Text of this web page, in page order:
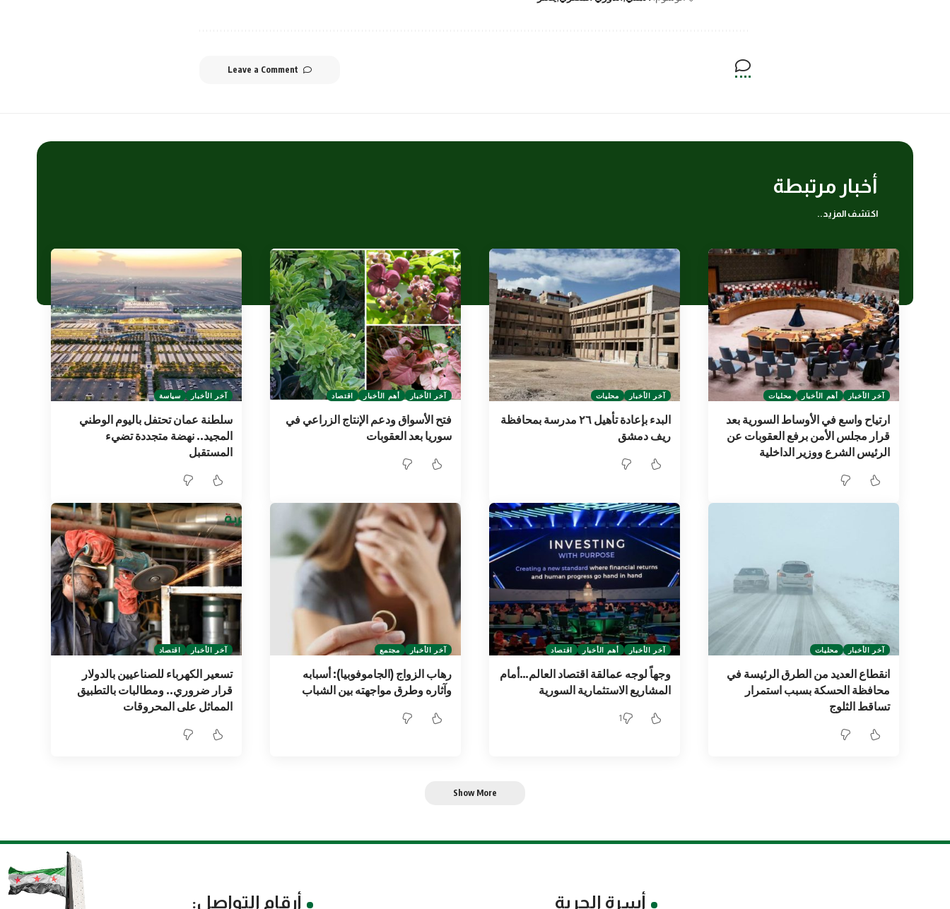
Leave a Comment
أخبار مرتبطة
اكتشف المزيد..
آخر الأخبار أهم الأخبار محليات
ارتياح واسع في الأوساط السورية بعد
قرار مجلس الأمن برفع العقوبات عن
الرئيس الشرع ووزير الداخلية
آخر الأخبار محليات
البدء بإعادة تأهيل ٢٦ مدرسة بمحافظة
ريف دمشق
آخر الأخبار أهم الأخبار اقتصاد
فتح الأسواق ودعم الإنتاج الزراعي في
سوريا بعد العقوبات
آخر الأخبار سياسة
سلطنة عمان تحتفل باليوم الوطني
المجيد.. نهضة متجددة تضيء
المستقبل
آخر الأخبار محليات
انقطاع العديد من الطرق الرئيسة في
محافظة الحسكة بسبب استمرار
تساقط الثلوج
آخر الأخبار أهم الأخبار اقتصاد
وجهاً لوجه عمالقة اقتصاد العالم…أمام
المشاريع الاستثمارية السورية
1
آخر الأخبار مجتمع
رهاب الزواج (الجاموفوبيا): أسبابه
وآثاره وطرق مواجهته بين الشباب
آخر الأخبار اقتصاد
تسعير الكهرباء للصناعيين بالدولار
قرار ضروري.. ومطالبات بالتطبيق
المماثل على المحروقات
Show More
أسرة الحرية أرقام التواصل: